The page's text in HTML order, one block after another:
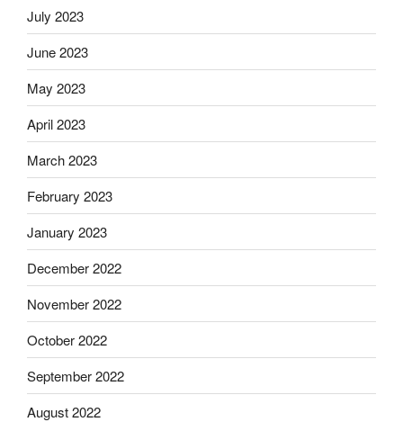
July 2023
June 2023
May 2023
April 2023
March 2023
February 2023
January 2023
December 2022
November 2022
October 2022
September 2022
August 2022